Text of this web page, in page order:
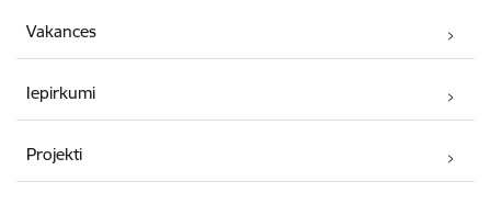
Vakances
Iepirkumi
Projekti